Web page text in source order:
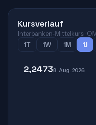
Kursverlauf
Interbanken-Mittelkurs ·
1T
1W 1M 1J
2,24738. Aug. 2026